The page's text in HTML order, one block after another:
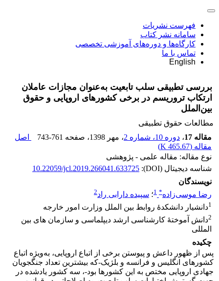
فهرست نشریات
سامانه نشر کتاب
کارگاه‌ها و دوره‌های آموزشی تخصصی
تماس با ما
English
بررسی تطبیقی سلب تابعیت به‌عنوان مجازات عاملان
ارتکاب تروریسم در برخی کشورهای اروپایی و حقوق
بین‌الملل
مطالعات حقوق تطبیقی
مقاله 17
، دوره 10، شماره 2 ، مهر 1398 ، صفحه 743-761
اصل
مقاله (465.67 K
)
نوع مقاله: مقاله علمی - پژوهشی
شناسه دیجیتال (DOI):
10.22059/jcl.2019.266041.633725
نویسندگان
رضا موسی‌زاده*
1؛ سپیده دارابی راد2
1دانشیار دانشکدۀ روابط بین‏ الملل وزارت امور خارجه
2دانش ‏آموختۀ کارشناسی ارشد دیپلماسی و سازمان‏ های بین‏
المللی
چکیده
پس از ظهور داعش و پیوستن برخی از اتباع اروپایی، به‌ویژه اتباع
کشور‌های انگلیس و فرانسه و بلژیک-که بیشترین تعداد جنگجویان
جهادی اروپایی مختص به این کشورها بود-، سه کشور یادشده در